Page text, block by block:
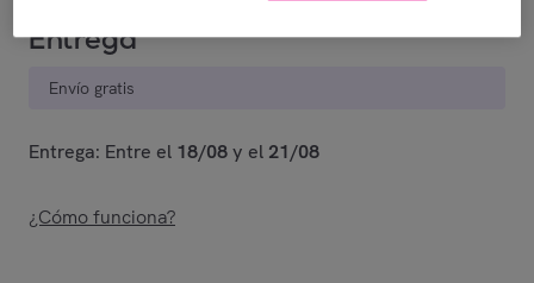
Entrega
Envío gratis
Entrega: Entre el 18/08y el 21/08
¿Cómo funciona?